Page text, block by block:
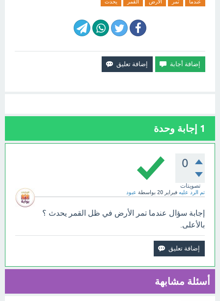
عندما تمر الأرض القمر يحدث
1 إجابة وحدة
0
تصويتات
تم الرد عليه فبراير 20 بواسطة عبود
إجابة سؤال عندما تمر الأرض في ظل القمر يحدث ؟
بالأعلى.
أسئلة مشابهة